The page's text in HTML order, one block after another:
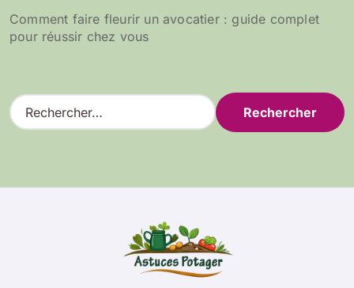
Comment faire fleurir un avocatier : guide complet
pour réussir chez vous
R
e
r